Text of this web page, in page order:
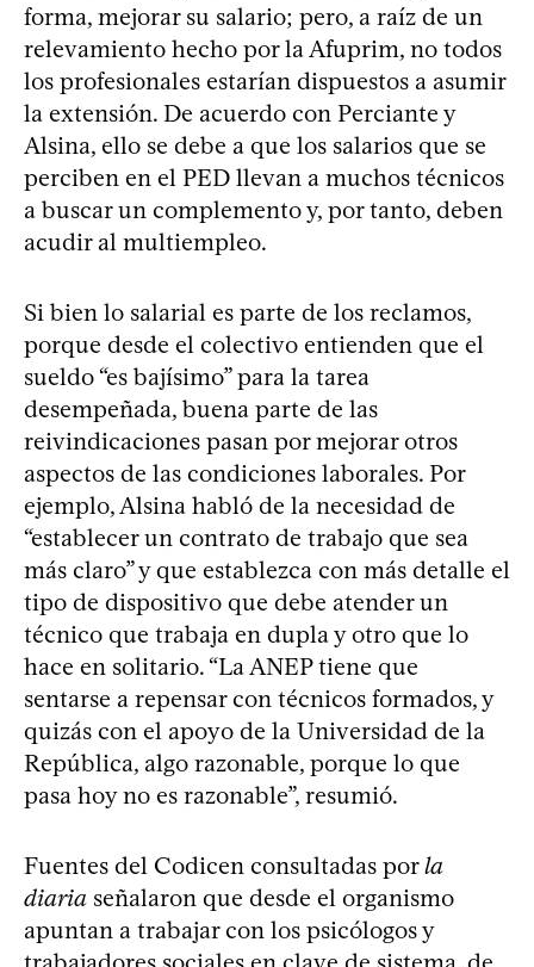
forma, mejorar su salario; pero, a raíz de un
relevamiento hecho por la Afuprim, no todos
los profesionales estarían dispuestos a asumir
la extensión. De acuerdo con Perciante y
Alsina, ello se debe a que los salarios que se
perciben en el PED llevan a muchos técnicos
a buscar un complemento y, por tanto, deben
acudir al multiempleo.
Si bien lo salarial es parte de los reclamos,
porque desde el colectivo entienden que el
sueldo “es bajísimo” para la tarea
desempeñada, buena parte de las
reivindicaciones pasan por mejorar otros
aspectos de las condiciones laborales. Por
ejemplo, Alsina habló de la necesidad de
“establecer un contrato de trabajo que sea
más claro” y que establezca con más detalle el
tipo de dispositivo que debe atender un
técnico que trabaja en dupla y otro que lo
hace en solitario. “La ANEP tiene que
sentarse a repensar con técnicos formados, y
quizás con el apoyo de la Universidad de la
República, algo razonable, porque lo que
pasa hoy no es razonable”, resumió.
Fuentes del Codicen consultadas porla
diaria señalaron que desde el organismo
apuntan a trabajar con los psicólogos y